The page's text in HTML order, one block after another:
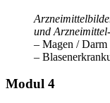
und
– Magen / Darm
–
Modul 4